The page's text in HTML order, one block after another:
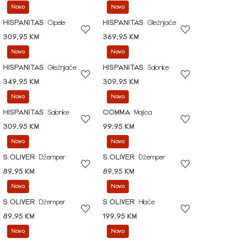
Novo
HISPANITAS
Cipele
309,95 KM
Novo
HISPANITAS
Gležnjače
369,95 KM
Novo
HISPANITAS
Gležnjače
349,95 KM
Novo
HISPANITAS
Salonke
309,95 KM
Novo
HISPANITAS
Salonke
309,95 KM
Novo
COMMA
Majica
99,95 KM
Novo
S.OLIVER
Džemper
89,95 KM
Novo
S.OLIVER
Džemper
89,95 KM
Novo
S.OLIVER
Džemper
89,95 KM
Novo
S.OLIVER
Hlače
199,95 KM
Novo Novo